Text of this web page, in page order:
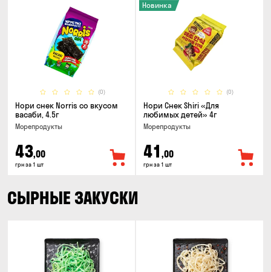
(0)
Нори снек Norris со вкусом
васаби, 4.5г
Морепродукты
43,00
грн за 1 шт
(0)
Новинка
Нори Снек Shiri «Для
любимых детей» 4г
Морепродукты
41 ,00
грн за 1 шт
СЫРНЫЕ ЗАКУСКИ